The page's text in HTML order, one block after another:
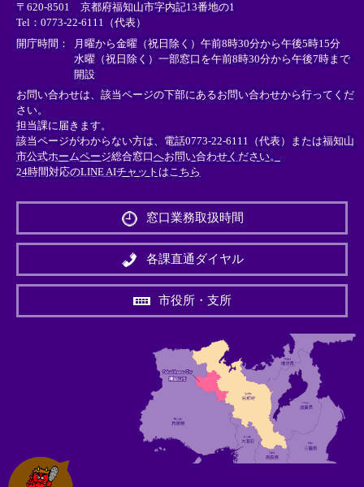
ン
ク
＞
ン
ク
＞
ン
ク
＞
〒620-8501 京都府福知山市字内記13番地の1
Tel：0773-22-6111（代表）
開庁時間：
月曜から金曜（祝日除く）午前8時30分から午後5時15分
水曜（祝日除く）一部窓口を午前8時30分から午後7時まで
開設
お問い合わせは、該当ページの下部にあるお問い合わせから行ってくだ
さい。
担当課に届きます。
該当ページがわからない方は、電話0773-22-6111（代表）または福知山
市公式ホームページ総合窓口へお問い合わせください。
24時間対応のLINE AIチャットはこちら
外
リ
ン
＞
窓口業務取扱時間
各課直通ダイヤル
市役所・支所